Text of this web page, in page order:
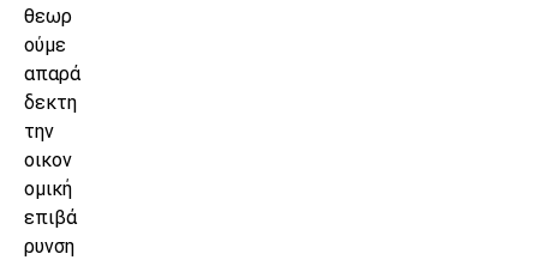
θεωρ
ούμε
απαρά
δεκτη
την
οικον
ομική
επιβά
ρυνση